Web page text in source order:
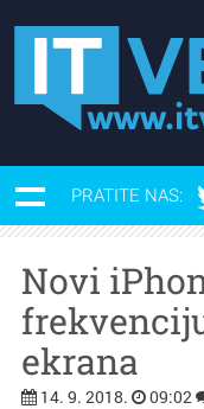
PRATITE NAS:
Novi
ekrana
14. 9. 2018. 09:02